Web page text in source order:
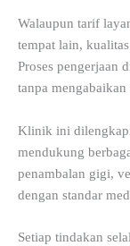
Walaupun tarif
tempat lain,
Proses pengerjaan
tanpa
Klinik ini
mendukung
penambalan gigi,
dengan standar
Setiap tindakan